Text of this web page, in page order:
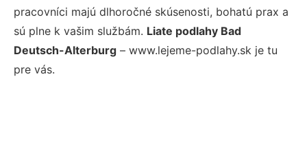
pracovníci majú dlhoročné skúsenosti, bohatú prax a
sú plne k vašim službám. Liate podlahy Bad
Deutsch-Alterburg – www.lejeme-podlahy.sk je tu
pre vás.